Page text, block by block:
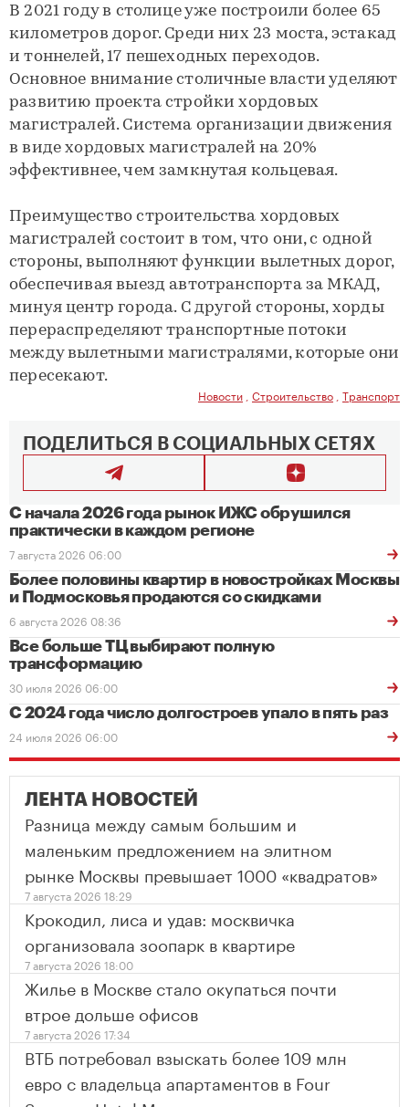
В 2021 году в столице уже построили более 65
километров дорог. Среди них 23 моста, эстакад
и тоннелей, 17 пешеходных переходов.
Основное внимание столичные власти уделяют
развитию проекта стройки хордовых
магистралей. Система организации движения
в виде хордовых магистралей на 20%
эффективнее, чем замкнутая кольцевая.
Преимущество строительства хордовых
магистралей состоит в том, что они, с одной
стороны, выполняют функции вылетных дорог,
обеспечивая выезд автотранспорта за МКАД,
минуя центр города. С другой стороны, хорды
перераспределяют транспортные потоки
между вылетными магистралями, которые они
пересекают.
Новости Строительство Транспорт
ПОДЕЛИТЬСЯ В СОЦИАЛЬНЫХ СЕТЯХ
С начала 2026 года рынок ИЖС обрушился
практически в каждом регионе
7 августа 2026 06:00
Более половины квартир в новостройках Москвы
и Подмосковья продаются со скидками
6 августа 2026 08:36
Все больше ТЦ выбирают полную
трансформацию
30 июля 2026 06:00
С 2024 года число долгостроев упало в пять раз
24 июля 2026 06:00
ЛЕНТА НОВОСТЕЙ
Разница между самым большим и
маленьким предложением на элитном
рынке Москвы превышает 1000 «квадратов»
7 августа 2026 18:29
Крокодил, лиса и удав: москвичка
организовала зоопарк в квартире
7 августа 2026 18:00
Жилье в Москве стало окупаться почти
втрое дольше офисов
7 августа 2026 17:34
ВТБ потребовал взыскать более 109 млн
евро с владельца апартаментов в Four